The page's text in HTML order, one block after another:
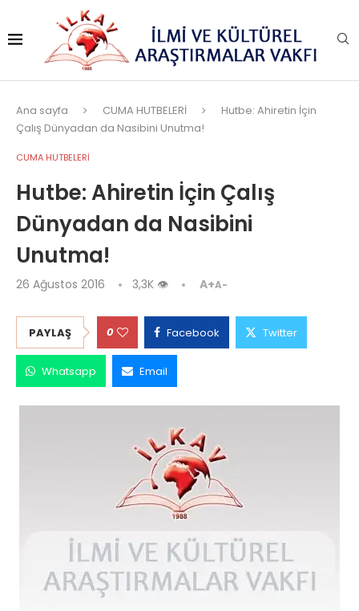
Ana sayfa CUMA HUTBELERİ
Hutbe: Ahiretin İçin
Çalış Dünyadan da Nasibini Unutma!
CUMA HUTBELERİ
Hutbe: Ahiretin İçin Çalış
Dünyadan da Nasibini
Unutma!
26 Ağustos 2016 3,3K 👁 A+A-
PAYLAŞ 0 Facebook Twitter
Whatsapp Email